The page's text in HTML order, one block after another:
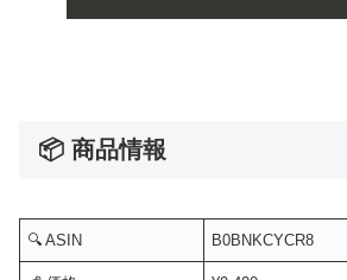
📦 商品情報
🔍 ASIN B0BNKCYCR8